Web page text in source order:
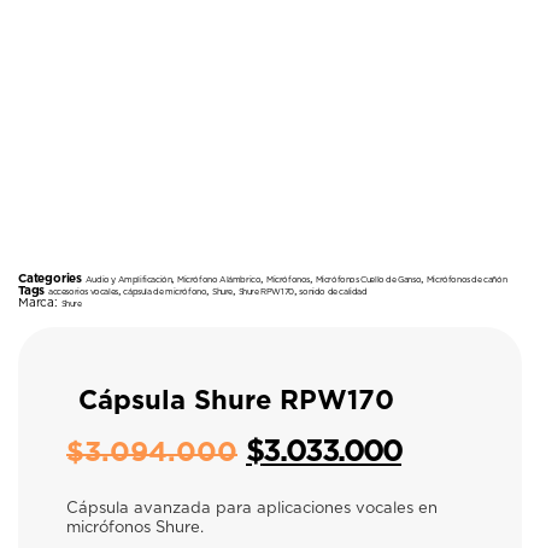
Categories Audio y Amplificación,Micrófono Alámbrico ,Micrófonos Micrófonos Cuello de Ganso Micrófonos de cañón
Tags accesorios vocales,cápsula de micrófono ,Shure Shure RPW170,sonido de calidad
Marca: Shure
Cápsula Shure RPW170
$3.094.000 $3.033.000
Cápsula avanzada para aplicaciones vocales en
micrófonos Shure.